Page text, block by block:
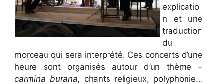
explicatio
n et une
traduction
du
morceau qui sera interprété. Ces concerts d’une
heure sont organisés autour d’un thème –
carmina burana, chants religieux, polyphonie…